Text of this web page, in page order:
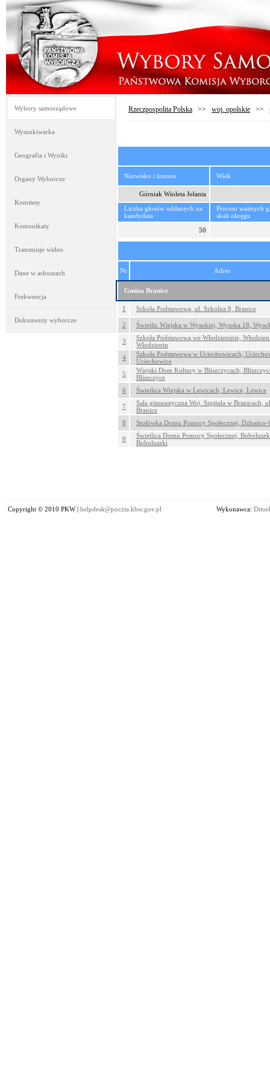
Wybory samorządowe
Wyszukiwarka
Geografia i Wyniki
Organy Wyborcze
Komitety
Komunikaty
Transmisje wideo
Dane w arkuszach
Frekwencja
Dokumenty wyborcze
Rzeczpospolita Polska >> woj. opolskie >>
Nazwisko i imiona Wiek
Górniak Wioleta Jolanta
Liczba głosów oddanych na
kandydata
Procent ważnych
skali okręgu
50
Nr Adres
Gmina Branice
1 Szkoła Podstawowa, ul. Szkolna 8, Branice
2 Świetlic Wiejska w Wysokiej, Wysoka 18,
3
Szkoła Podstawowa we Włodzieninie,
Włodzienin
4
Szkoła Podstawowa w Uciechowicach,
Uciechowice
5
Wiejski Dom Kultury w Bliszczycach,
Bliszczyce
6
Świetlica Wiejska w Lewicach, Lewice, Lewice
7
Sala gimnastyczna Woj. Szpitala w Branicach,
Branice
8
Stołówka Domu Pomocy Społecznej, Dzbańce-
9
Świetlica Domu Pomocy Społecznej,
Boboluszki
Copyright © 2010 PKW | helpdesk@poczta.kbw.gov.pl Wykonawca: